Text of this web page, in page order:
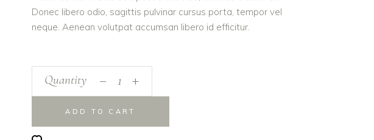
Donec libero odio, sagittis pulvinar cursus porta, tempor vel
neque. Aenean volutpat accumsan libero id efficitur.
Quantity +
ADD TO CART